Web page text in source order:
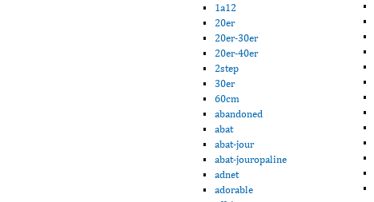
1a12
20er
20er-30er
20er-40er
2step
30er
60cm
abandoned
abat
abat-jour
abat-jouropaline
adnet
adorable